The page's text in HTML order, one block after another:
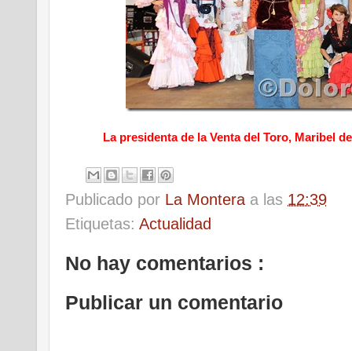
La presidenta de la Venta del Toro, Maribel
Publicado por La Montera a las 12:39
Etiquetas: Actualidad
No hay comentarios :
Publicar un comentario